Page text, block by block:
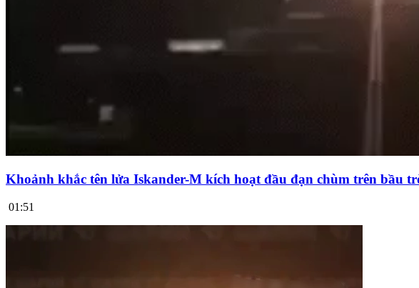
Khoảnh khắc tên lửa Iskander-M kích hoạt đầu đạn chùm trên bầu
01:51